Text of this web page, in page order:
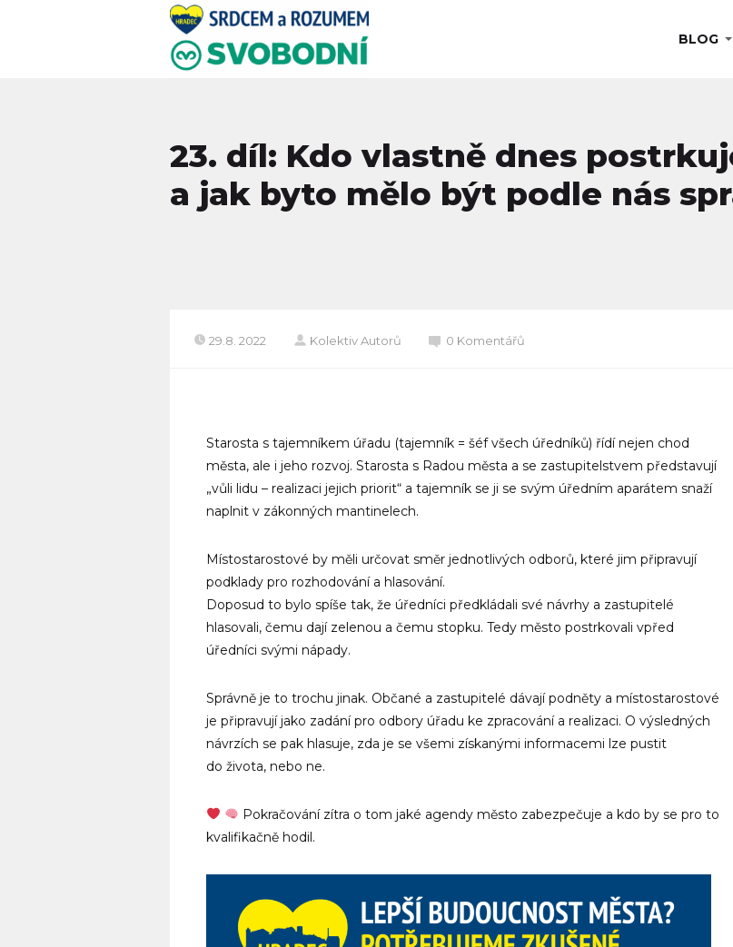
BLOG
23. díl: Kdo vlastně dnes
a jak byto mělo být podle nás
29.8. 2022 Kolektiv Autorů 0 Komentářů
Starosta s tajemníkem úřadu (tajemník = šéf všech úředníků) řídí nejen chod
města, ale i jeho rozvoj. Starosta s Radou města a se zastupitelstvem představují
„vůli lidu – realizaci jejich priorit“ a tajemník se ji se svým úředním aparátem snaží
naplnit v zákonných mantinelech.
Místostarostové by měli určovat směr jednotlivých odborů, které jim připravují
podklady pro rozhodování a hlasování.
Doposud to bylo spíše tak, že úředníci předkládali své návrhy a zastupitelé
hlasovali, čemu dají zelenou a čemu stopku. Tedy město postrkovali vpřed
úředníci svými nápady.
Správně je to trochu jinak. Občané a zastupitelé dávají podněty a místostarostové
je připravují jako zadání pro odbory úřadu ke zpracování a realizaci. O výsledných
návrzích se pak hlasuje, zda je se všemi získanými informacemi lze pustit
do života, nebo ne.
Pokračování zítra o tom jaké agendy město zabezpečuje a kdo by se pro to
kvalifikačně hodil.